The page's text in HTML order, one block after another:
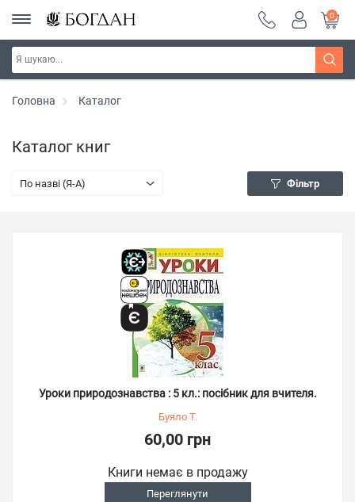
0
Головна Каталог
Каталог книг
По назві (Я-А) Фільтр
Уроки природознавства : 5 кл.: посібник для вчителя.
Буяло Т.
60,00 грн
Книги немає в продажу
Переглянути